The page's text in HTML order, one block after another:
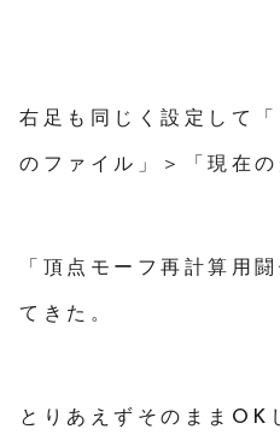
右足も同じく設定して
のファイル」＞「現在の
「頂点モーフ再計算用
てきた。
とりあえずそのままOK